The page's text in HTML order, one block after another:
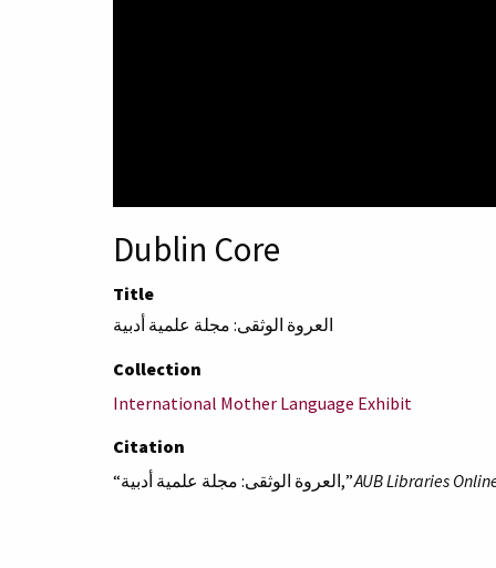
Dublin Core
Title
العروة الوثقى: مجلة علمية أدبية
Collection
International Mother Language Exhibit
Citation
“العروة الوثقى: مجلة علمية أدبية,”AUB Libraries